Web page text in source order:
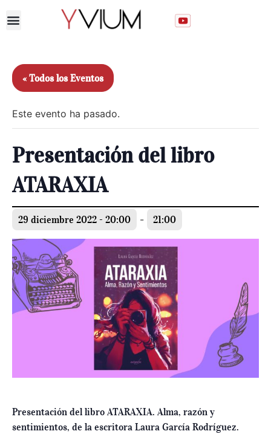
« Todos los Eventos
Este evento ha pasado.
Presentación del libro
ATARAXIA
29 diciembre 2022 - 20:00 - 21:00
Presentación del libro ATARAXIA. Alma, razón y
sentimientos, de la escritora Laura García Rodríguez.